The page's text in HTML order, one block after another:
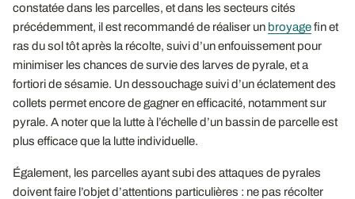
constatée dans les parcelles, et dans les secteurs cités
précédemment, il est recommandé de réaliser un broyagefin et
ras du sol tôt après la récolte, suivi d’un enfouissement pour
minimiser les chances de survie des larves de pyrale, et a
fortiori de sésamie. Un dessouchage suivi d’un éclatement des
collets permet encore de gagner en efficacité, notamment sur
pyrale. A noter que la lutte à l’échelle d’un bassin de parcelle est
plus efficace que la lutte individuelle.
Également, les parcelles ayant subi des attaques de pyrales
doivent faire l’objet d’attentions particulières : ne pas récolter